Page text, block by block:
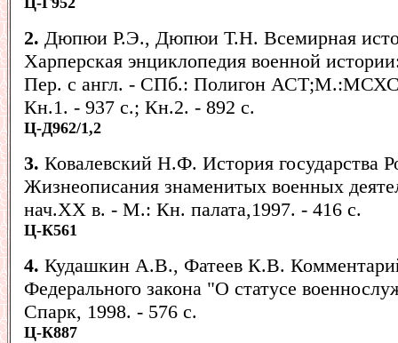
2. Дюпюи Р.Э., Дюпюи Т.Н. Всемирная
Харперская энциклопедия военной
Пер. с англ. - СПб.: Полигон
Кн.1. - 937 с.; Кн.2. - 892 с.
Ц-Д962/1,2
3. Ковалевский Н.Ф. История государства
Жизнеописания знаменитых военных
нач.XX в. - М.: Кн. палата,1997. - 416 с.
Ц-К561
4. Кудашкин А.В., Фатеев К.В.
Федерального закона "О статусе
Спарк, 1998. - 576 с.
Ц-К887